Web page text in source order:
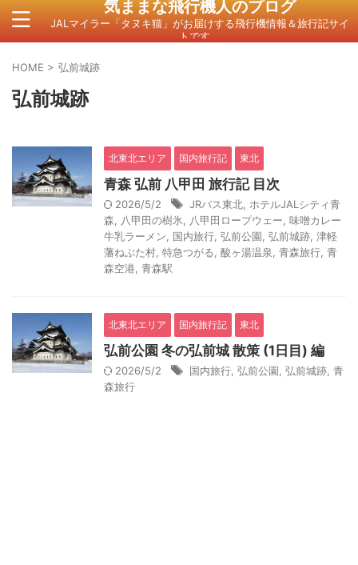
気ままな飛行機人のプログ
JALマイラー「タヌキ猫」がお届けする飛行機情報＆旅行記サイ
トです。
HOME > 弘前城跡
弘前城跡
北東北エリア 国内旅行記 東北
青森 弘前 八甲田 旅行記 目次
2026/5/2 JRバス東北 ホテルJALシティ青
森
八甲田の樹氷 八甲田ロープウェー 味噌カレー
牛乳ラーメン
国内旅行 弘前公園 弘前城跡 津軽
藩ねぷた村 特急つがる 酸ヶ湯温泉 青森旅行 青
森空港 青森駅
北東北エリア 国内旅行記 東北
弘前公園 冬の弘前城 散策 (1日目) 編
2026/5/2 国内旅行 弘前公園 弘前城跡 青
森旅行